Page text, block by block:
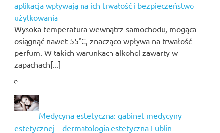
aplikacja wpływają na ich trwałość i bezpieczeństwo
użytkowania
Wysoka temperatura wewnątrz samochodu, mogąca
osiągnąć nawet 55°C, znacząco wpływa na trwałość
perfum. W takich warunkach alkohol zawarty w
zapachach[...]
Medycyna estetyczna: gabinet medycyny
estetycznej – dermatologia estetyczna Lublin